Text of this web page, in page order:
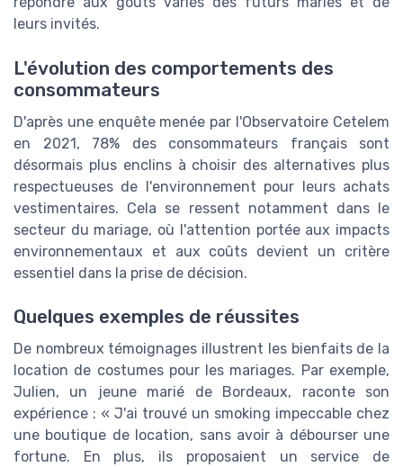
leurs invités.
L'évolution des comportements des
consommateurs
D'après une enquête menée par l'Observatoire Cetelem
en 2021, 78% des consommateurs français sont
désormais plus enclins à choisir des alternatives plus
respectueuses de l'environnement pour leurs achats
vestimentaires. Cela se ressent notamment dans le
secteur du mariage, où l'attention portée aux impacts
environnementaux et aux coûts devient un critère
essentiel dans la prise de décision.
Quelques exemples de réussites
De nombreux témoignages illustrent les bienfaits de la
location de costumes pour les mariages. Par exemple,
Julien, un jeune marié de Bordeaux, raconte son
expérience : « J'ai trouvé un smoking impeccable chez
une boutique de location, sans avoir à débourser une
fortune. En plus, ils proposaient un service de